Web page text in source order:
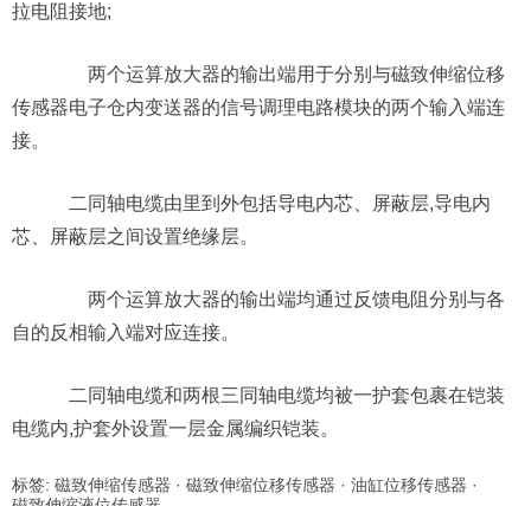
拉电阻接地;
两个运算放大器的输出端用于分别与磁致伸缩位移
传感器电子仓内变送器的信号调理电路模块的两个输入端连
接。
二同轴电缆由里到外包括导电内芯、屏蔽层,导电内
芯、屏蔽层之间设置绝缘层。
两个运算放大器的输出端均通过反馈电阻分别与各
自的反相输入端对应连接。
二同轴电缆和两根三同轴电缆均被一护套包裹在铠装
电缆内,护套外设置一层金属编织铠装。
标签: 磁致伸缩传感器 · 磁致伸缩位移传感器 · 油缸位移传感器 ·